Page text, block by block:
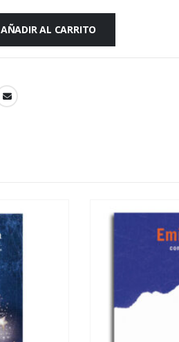
AÑADIR AL CARRITO